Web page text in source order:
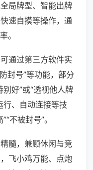
局牌型、智能出牌
速自摸等操作，通
。
通过第三方软件实
封号”等功能，部分
好”或“透视他人牌
行、自动连接等技
不被封号”。
髓，兼顾休闲与竞
飞小鸡万能、点炮